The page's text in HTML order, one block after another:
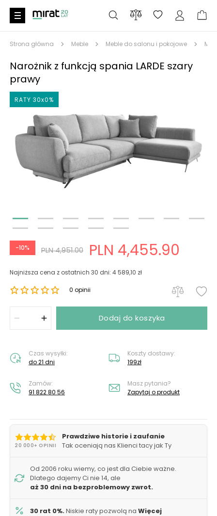
Strona główna Meble Meble do salonu i pokojowe
Narożnik z funkcją spania LARDE szary
prawy
RATY 30x0%
-10% PLN 4,951.00 PLN 4,455.90
Najniższa cena z ostatnich 30 dni: 4 589,10 zł
0 opinii
Dodaj do koszyka
Czas wysyłki:
do 21 dni
Koszty dostawy:
199zł
Zamów:
91 822 80 56
Masz pytania?
Zapytaj o produkt
20 000+ OPINII
Prawdziwe historie i zaufanie
Tak oceniają nas Klienci tacy jak Ty
Od 2006 roku wiemy, co jest dla Ciebie ważne.
Dlatego dajemy Ci nie 14, ale
aż 30 dni na bezproblemowy zwrot.
30 rat 0%.Niskie raty pozwolą na Więcej